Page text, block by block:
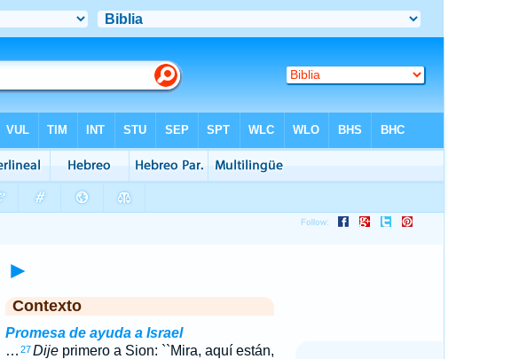
►
Contexto
Promesa de ayuda a Israel
… 27Dijeprimero a Sion: ``Mira, aquí están,